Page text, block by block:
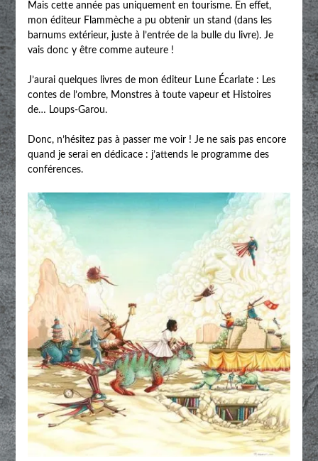
Mais cette année pas uniquement en tourisme. En effet,
mon éditeur Flammèche a pu obtenir un stand (dans les
barnums extérieur, juste à l’entrée de la bulle du livre). Je
vais donc y être comme auteure !
J’aurai quelques livres de mon éditeur Lune Écarlate : Les
contes de l’ombre, Monstres à toute vapeur et Histoires
de… Loups-Garou.
Donc, n’hésitez pas à passer me voir ! Je ne sais pas encore
quand je serai en dédicace : j’attends le programme des
conférences.